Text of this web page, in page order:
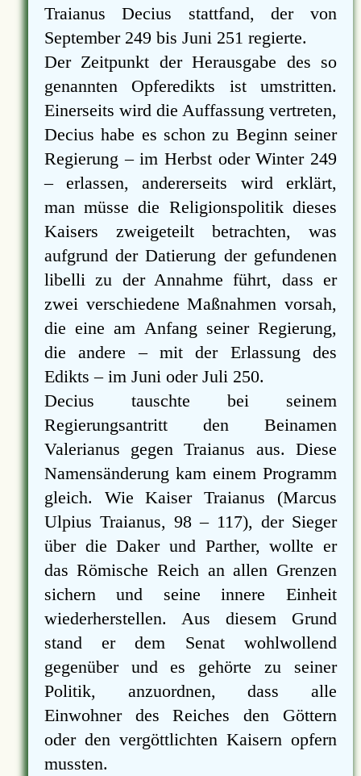
Traianus Decius stattfand, der von
September 249 bis Juni 251 regierte.
Der Zeitpunkt der Herausgabe des so
genannten Opferedikts ist umstritten.
Einerseits wird die Auffassung vertreten,
Decius habe es schon zu Beginn seiner
Regierung – im Herbst oder Winter 249
– erlassen, andererseits wird erklärt,
man müsse die Religionspolitik dieses
Kaisers zweigeteilt betrachten, was
aufgrund der Datierung der gefundenen
libelli zu der Annahme führt, dass er
zwei verschiedene Maßnahmen vorsah,
die eine am Anfang seiner Regierung,
die andere – mit der Erlassung des
Edikts – im Juni oder Juli 250.
Decius tauschte bei seinem
Regierungsantritt den Beinamen
Valerianus gegen Traianus aus. Diese
Namensänderung kam einem Programm
gleich. Wie Kaiser Traianus (Marcus
Ulpius Traianus, 98 – 117), der Sieger
über die Daker und Parther, wollte er
das Römische Reich an allen Grenzen
sichern und seine innere Einheit
wiederherstellen. Aus diesem Grund
stand er dem Senat wohlwollend
gegenüber und es gehörte zu seiner
Politik, anzuordnen, dass alle
Einwohner des Reiches den Göttern
oder den vergöttlichten Kaisern opfern
mussten.